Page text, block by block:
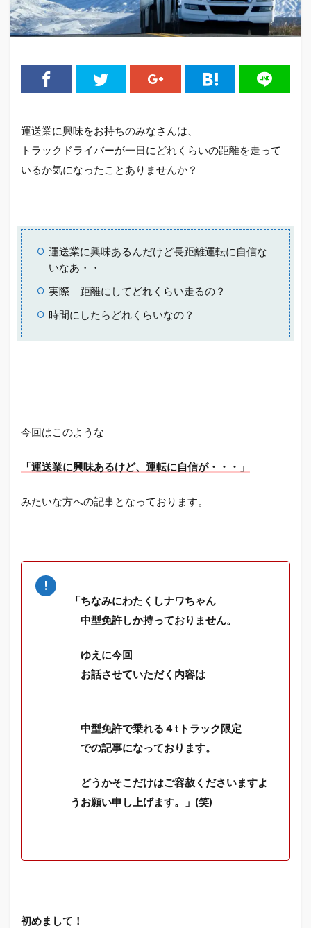
運送業に興味をお持ちのみなさんは、
トラックドライバーが一日にどれくらいの距離を走って
いるか気になったことありませんか？
運送業に興味あるんだけど長距離運転に自信な
いなあ・・
実際 距離にしてどれくらい走るの？
時間にしたらどれくらいなの？
今回はこのような
「運送業に興味あるけど、運転に自信が・・・」
みたいな方への記事となっております。
「ちなみにわたくしナワちゃん
中型免許しか持っておりません。
ゆえに今回
お話させていただく内容は
中型免許で乗れる４tトラック限定
での記事になっております。
どうかそこだけはご容赦くださいますよ
うお願い申し上げます。」(笑)
初めまして！